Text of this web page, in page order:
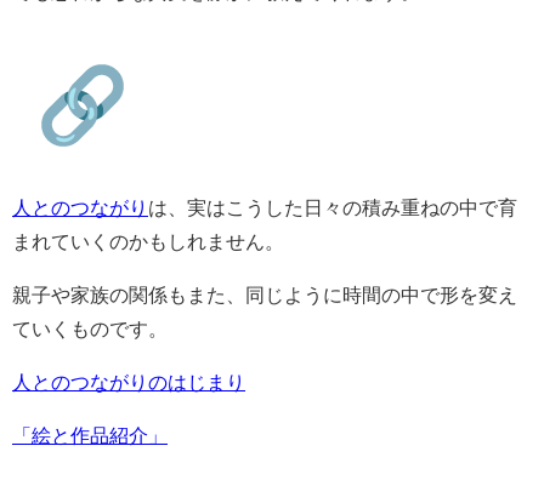
人とのつながり は、実はこうした日々の積み重ねの中で育
まれていくのかもしれません。
親子や家族の関係もまた、同じように時間の中で形を変え
ていくものです。
人とのつながりのはじまり
「絵と作品紹介」